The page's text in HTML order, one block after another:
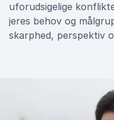
uforudsigelige
jeres behov og
skarphed, perspektiv